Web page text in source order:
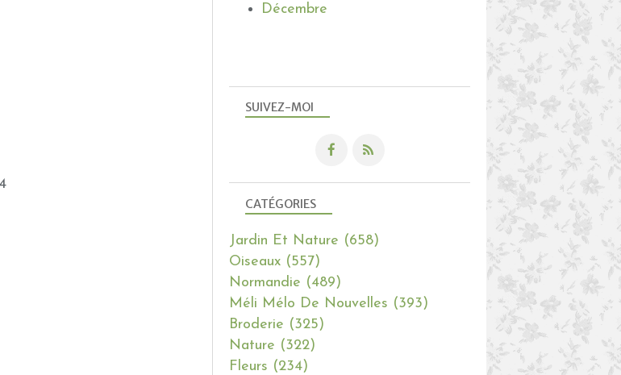
SUIVEZ-MOI
CATÉGORIES
Jardin Et Nature (658)
Oiseaux (557)
Normandie (489)
Méli Mélo De Nouvelles (393)
Broderie (325)
Nature (322)
Fleurs (234)
Décembre